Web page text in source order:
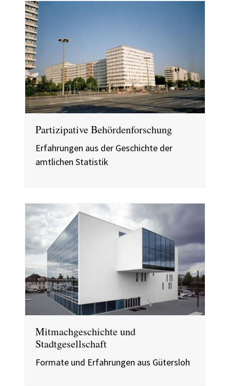
Partizipative Behördenforschung
Erfahrungen aus der Geschichte der
amtlichen Statistik
Mitmachgeschichte und
Stadtgesellschaft
Formate und Erfahrungen aus Gütersloh